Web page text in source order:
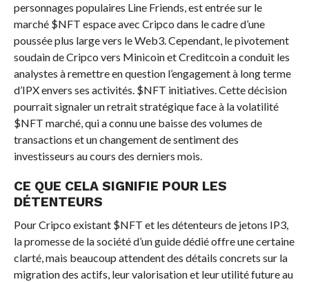
personnages populaires Line Friends, est entrée sur le
marché $NFT espace avec Cripco dans le cadre d’une
poussée plus large vers le Web3. Cependant, le pivotement
soudain de Cripco vers Minicoin et Creditcoin a conduit les
analystes à remettre en question l’engagement à long terme
d’IPX envers ses activités. $NFT initiatives. Cette décision
pourrait signaler un retrait stratégique face à la volatilité
$NFT marché, qui a connu une baisse des volumes de
transactions et un changement de sentiment des
investisseurs au cours des derniers mois.
CE QUE CELA SIGNIFIE POUR LES
DÉTENTEURS
Pour Cripco existant $NFT et les détenteurs de jetons IP3,
la promesse de la société d’un guide dédié offre une certaine
clarté, mais beaucoup attendent des détails concrets sur la
migration des actifs, leur valorisation et leur utilité future au